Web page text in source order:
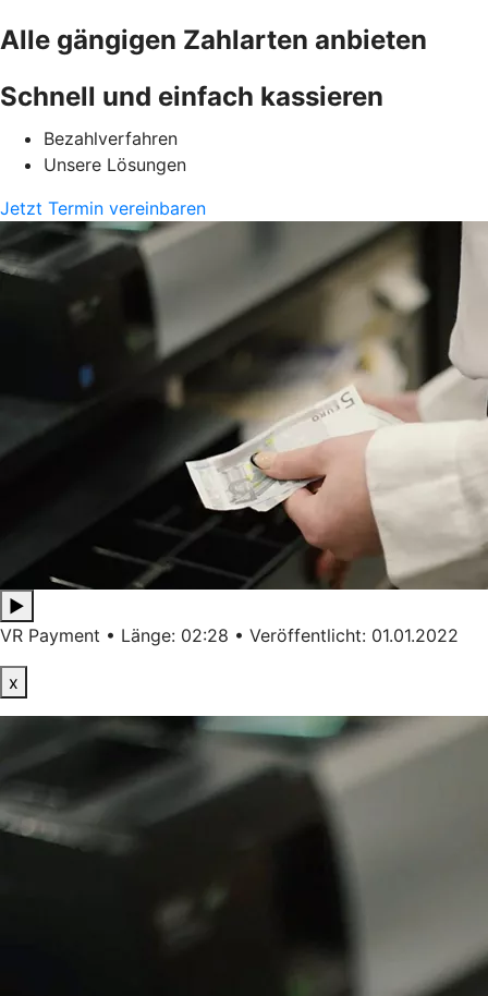
Alle gängigen Zahlarten anbieten
Schnell und einfach kassieren
Bezahlverfahren
Unsere Lösungen
Jetzt Termin vereinbaren
▶
VR Payment • Länge: 02:28 • Veröffentlicht: 01.01.2022
x